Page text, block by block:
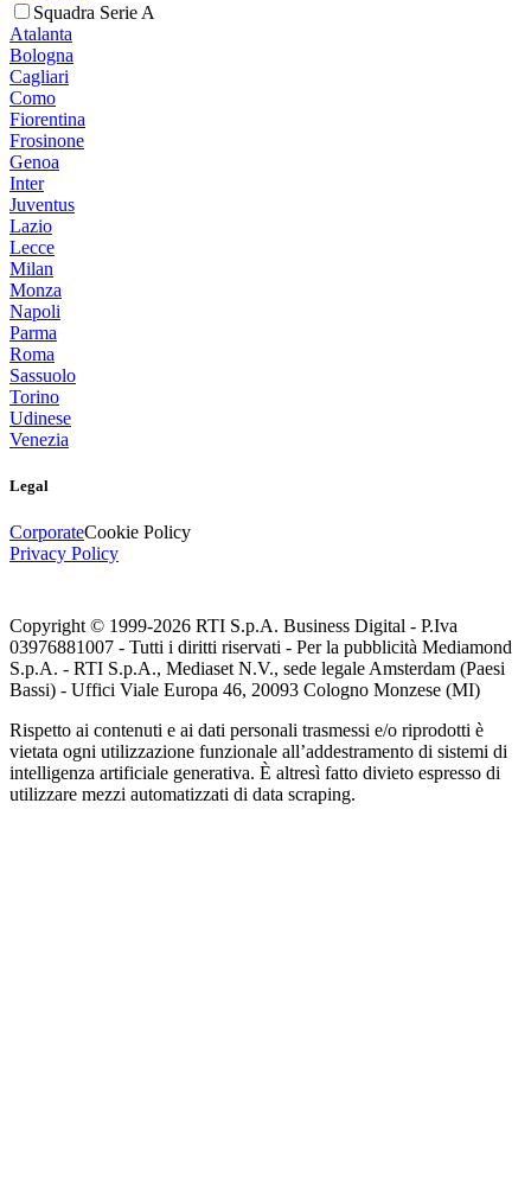
Squadra Serie A
Atalanta
Bologna
Cagliari
Como
Fiorentina
Frosinone
Genoa
Inter
Juventus
Lazio
Lecce
Milan
Monza
Napoli
Parma
Roma
Sassuolo
Torino
Udinese
Venezia
Legal
CorporateCookie Policy
Privacy Policy
Copyright © 1999-2026 RTI S.p.A. Business Digital - P.Iva
03976881007 - Tutti i diritti riservati - Per la pubblicità Mediamond
S.p.A. - RTI S.p.A., Mediaset N.V., sede legale Amsterdam (Paesi
Bassi) - Uffici Viale Europa 46, 20093 Cologno Monzese (MI)
Rispetto ai contenuti e ai dati personali trasmessi e/o riprodotti è
vietata ogni utilizzazione funzionale all’addestramento di sistemi di
intelligenza artificiale generativa. È altresì fatto divieto espresso di
utilizzare mezzi automatizzati di data scraping.